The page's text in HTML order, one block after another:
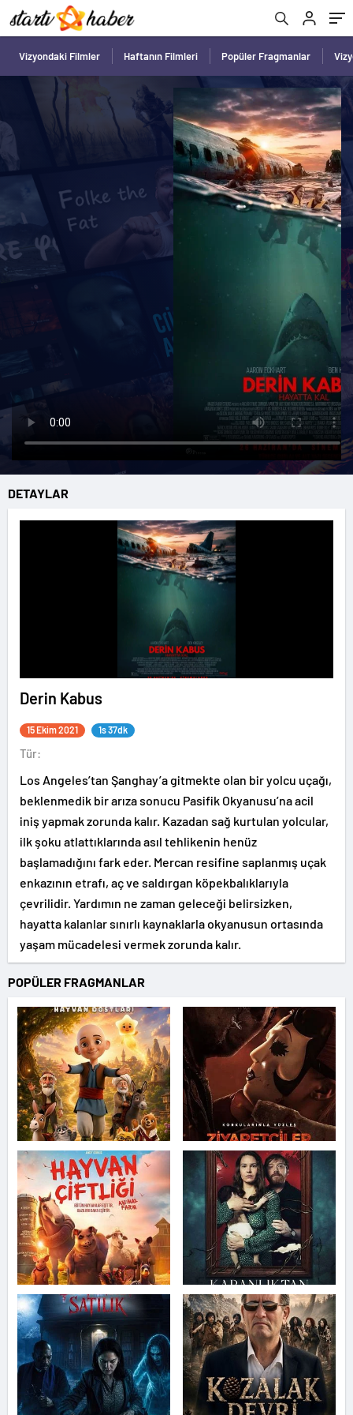
Vizyondaki Filmler Haftanın Filmleri Popüler Fragmanlar
DETAYLAR
Derin Kabus
15 Ekim 2021 1s 37dk
Tür:
Los Angeles’tan Şanghay’a gitmekte olan bir yolcu uçağı,
beklenmedik bir arıza sonucu Pasifik Okyanusu’na acil
iniş yapmak zorunda kalır. Kazadan sağ kurtulan yolcular,
ilk şoku atlattıklarında asıl tehlikenin henüz
başlamadığını fark eder. Mercan resifine saplanmış uçak
enkazının etrafı, aç ve saldırgan köpekbalıklarıyla
çevrilidir. Yardımın ne zaman geleceği belirsizken,
hayatta kalanlar sınırlı kaynaklarla okyanusun ortasında
yaşam mücadelesi vermek zorunda kalır.
POPÜLER FRAGMANLAR